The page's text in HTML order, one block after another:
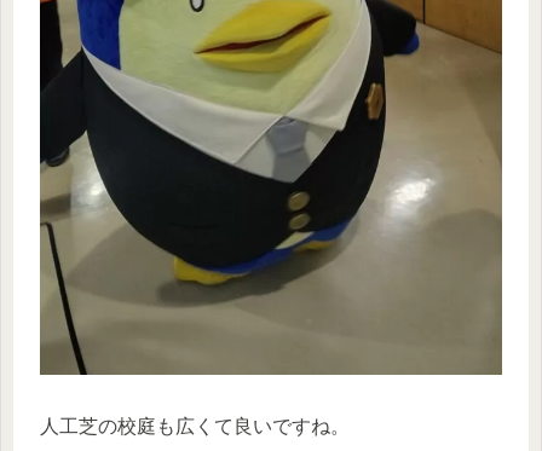
人工芝の校庭も広くて良いですね。